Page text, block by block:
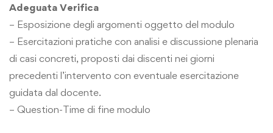
Adeguata Verifica
– Esposizione degli argomenti oggetto del modulo
– Esercitazioni pratiche con analisi e discussione plenaria
di casi concreti, proposti dai discenti nei giorni
precedenti l’intervento con eventuale esercitazione
guidata dal docente.
– Question-Time di fine modulo